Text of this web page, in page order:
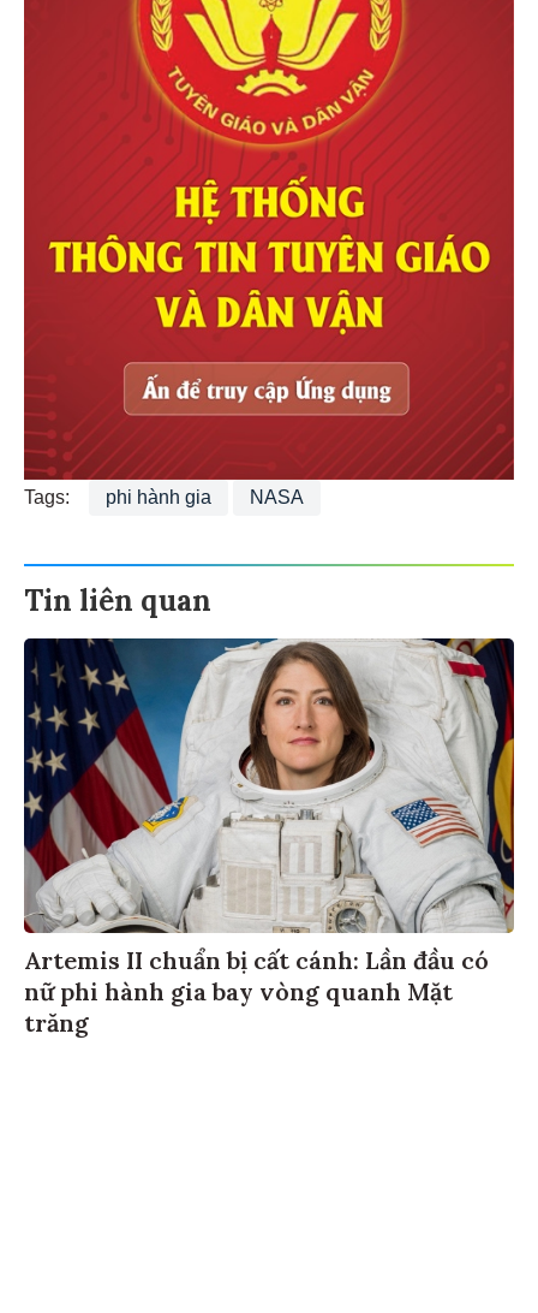
Tags: phi hành gia NASA
Tin liên quan
Artemis II chuẩn bị cất cánh: Lần đầu có
nữ phi hành gia bay vòng quanh Mặt
trăng